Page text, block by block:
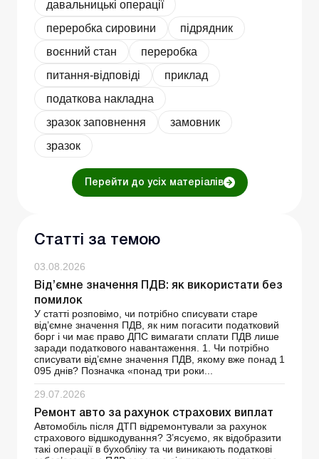
давальницькі операції
переробка сировини
підрядник
воєнний стан
переробка
питання-відповіді
приклад
податкова накладна
зразок заповнення
замовник
зразок
Перейти до усіх матеріалів
Статті за темою
03.08.2026
Від’ємне значення ПДВ: як використати без
помилок
У статті розповімо, чи потрібно списувати старе
від’ємне значення ПДВ, як ним погасити податковий
борг і чи має право ДПС вимагати сплати ПДВ лише
заради податкового навантаження. 1. Чи потрібно
списувати від’ємне значення ПДВ, якому вже понад 1
095 днів? Позначка «понад три роки...
29.07.2026
Ремонт авто за рахунок страхових виплат
Автомобіль після ДТП відремонтували за рахунок
страхового відшкодування? З’ясуємо, як відобразити
такі операції в бухобліку та чи виникають податкові